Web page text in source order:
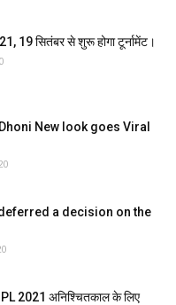
19 सितंबर से शुरू होगा टूर्नामेंट।
New look goes Viral
a decision on the
2021 अनिश्चितकाल के लिए